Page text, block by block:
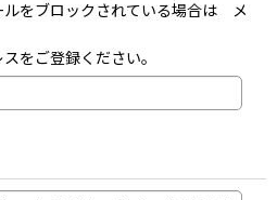
ルをブロックされている場合は メ
をご登録ください。